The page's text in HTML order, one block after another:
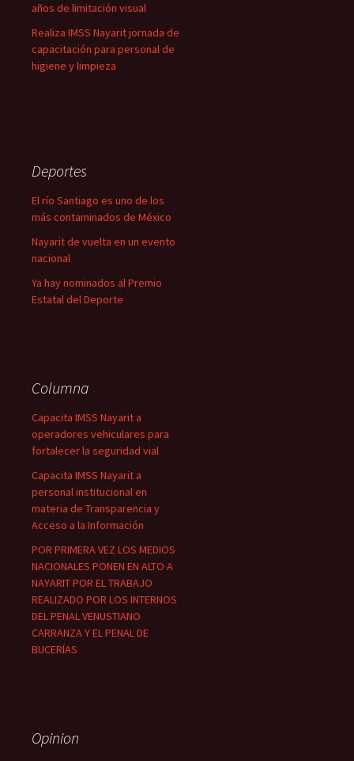
años de limitación visual
Realiza IMSS Nayarit jornada de
capacitación para personal de
higiene y limpieza
Deportes
El río Santiago es uno de los
más contaminados de México
Nayarit de vuelta en un evento
nacional
Ya hay nominados al Premio
Estatal del Deporte
Columna
Capacita IMSS Nayarit a
operadores vehiculares para
fortalecer la seguridad vial
Capacita IMSS Nayarit a
personal institucional en
materia de Transparencia y
Acceso a la Información
POR PRIMERA VEZ LOS MEDIOS
NACIONALES PONEN EN ALTO A
NAYARIT POR EL TRABAJO
REALIZADO POR LOS INTERNOS
DEL PENAL VENUSTIANO
CARRANZA Y EL PENAL DE
BUCERÍAS
Opinion